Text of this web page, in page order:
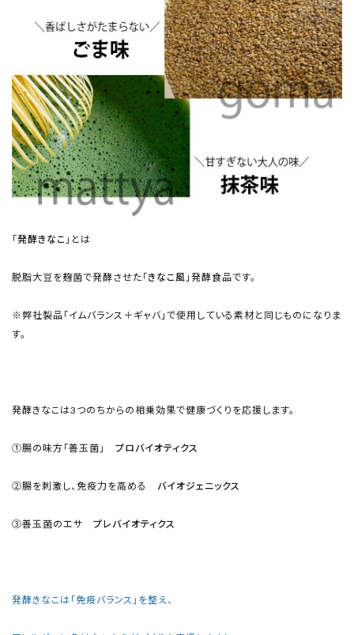
「発酵きなこ 」とは
脱脂大豆を麹菌で発酵させた「きなこ風 」発酵食品です。
※弊社製品「イムバランス＋ギャバ」で使用している素材と同じものになりま
す。
発酵きなこは3つのちからの相乗効果で健康づくりを応援します。
①腸の味方「善玉菌」 プロバイオティクス
②腸を刺激し、免疫力を高める バイオジェニックス
③善玉菌のエサ プレバイオティクス
発酵きなこは「免疫バランス」を整え、